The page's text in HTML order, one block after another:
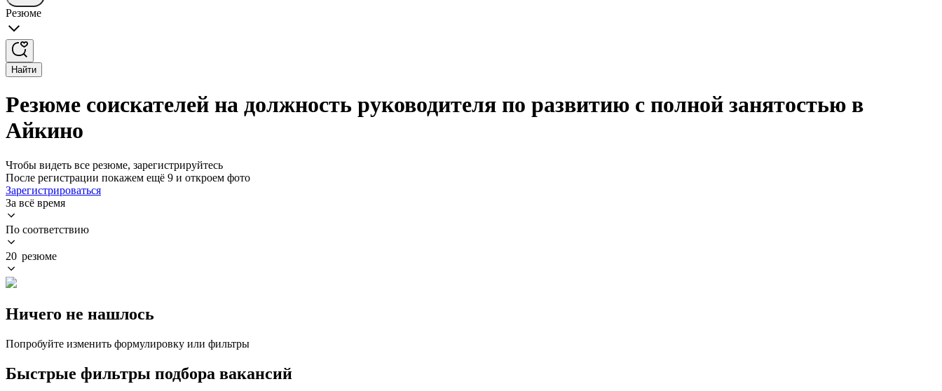
Резюме
Найти
Резюме соискателей на должность руководителя по развитию с полной занятостью в
Айкино
Чтобы видеть все резюме, зарегистрируйтесь
После регистрации покажем ещё 9 и откроем фото
Зарегистрироваться
За всё время
По соответствию
20 резюме
Ничего не нашлось
Попробуйте изменить формулировку или фильтры
Быстрые фильтры подбора вакансий